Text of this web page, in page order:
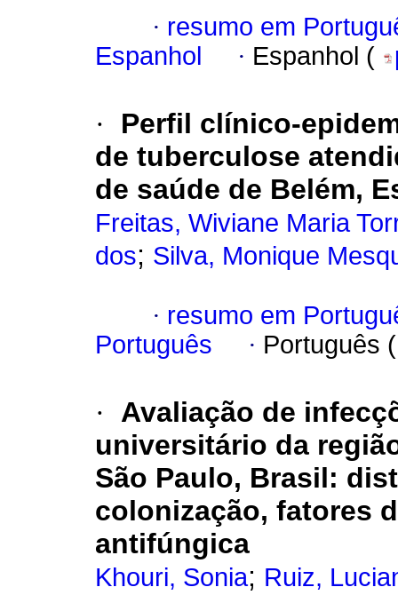
· resumo em
Espanhol
· Espanhol (
·
Perfil clínico-
de tuberculose
de saúde de Belém,
Freitas, Wiviane Maria
dos; Silva, Monique
· resumo em
Português
· Português
·
Avaliação de
universitário da
São Paulo, Brasil:
colonização, fatores
antifúngica
Khouri, Sonia; Ruiz,